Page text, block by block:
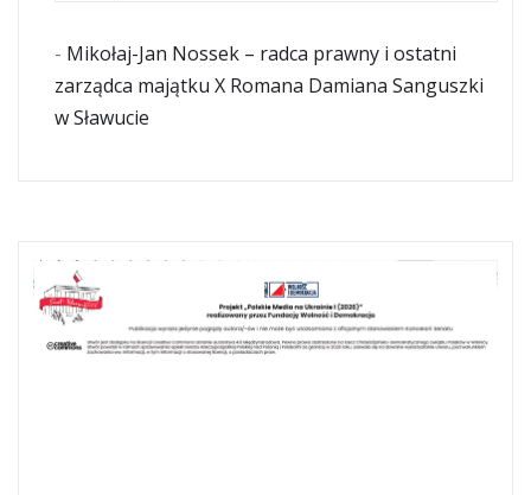
- Mikołaj-Jan Nossek – radca prawny i ostatni
zarządca majątku X Romana Damiana Sanguszki
w Sławucie